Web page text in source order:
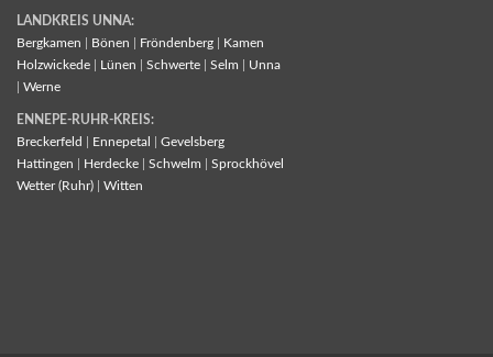
LANDKREIS UNNA:
Bergkamen
Bönen Fröndenberg
Kamen
Holzwickede
Lünen Schwerte Selm
Unna
Werne
ENNEPE-RUHR-KREIS:
Breckerfeld
Ennepetal
Gevelsberg
Hattingen
Herdecke Schwelm
Sprockhövel
Wetter (Ruhr)
Witten